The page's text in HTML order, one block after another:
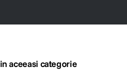
aceeasi categorie